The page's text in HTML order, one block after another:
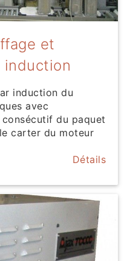
et
induction
induction du
avec
du paquet
carter du moteur
Détails